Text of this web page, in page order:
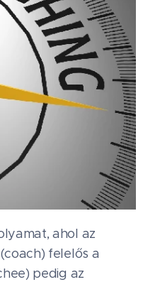
ahol az
felelős a
pedig az